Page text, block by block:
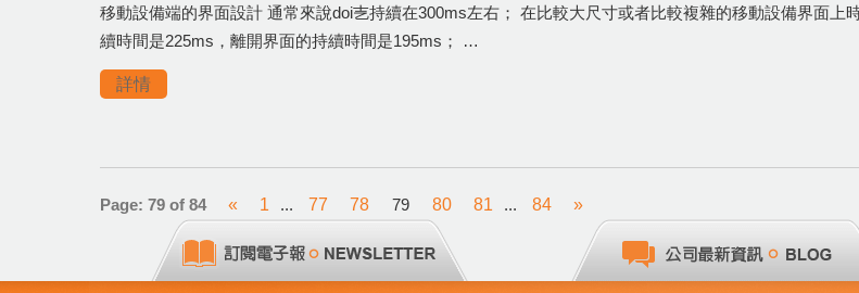
移動設備端的界面設計 通常來說doi㐊持續在300ms左右； 在比較大尺寸或者比較複雜的移動設備界面
續時間是225ms，離開界面的持續時間是195ms； …
詳情
Page: 79 of 84 « 1 ... 77 78 79 80 81 ... 84 »